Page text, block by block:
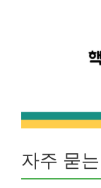
자주 묻